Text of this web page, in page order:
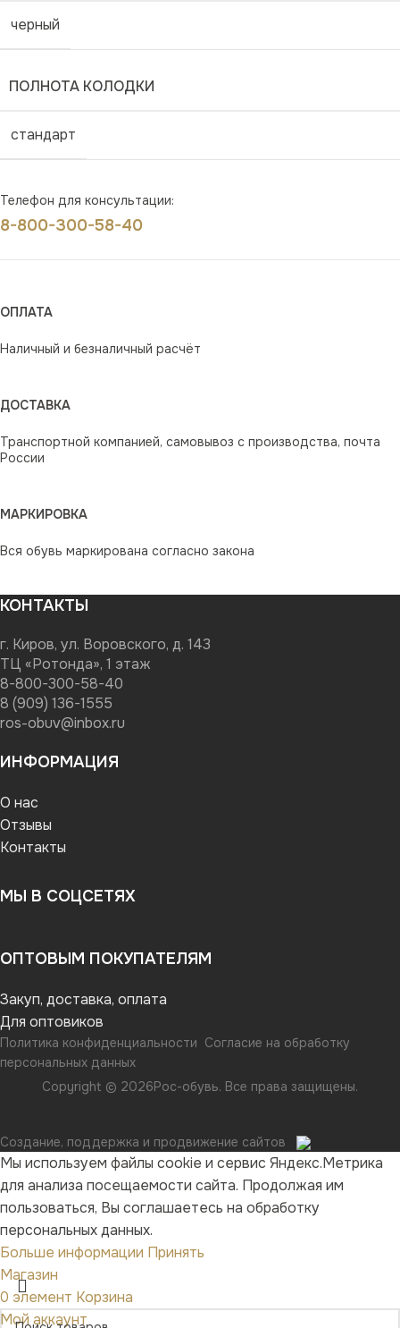
черный
ПОЛНОТА КОЛОДКИ
стандарт
Телефон для консультации:
8-800-300-58-40
ОПЛАТА
Наличный и безналичный расчёт
ДОСТАВКА
Транспортной компанией, самовывоз с производства, почта
России
МАРКИРОВКА
Вся обувь маркирована согласно закона
КОНТАКТЫ
г. Киров, ул. Воровского, д. 143
ТЦ «Ротонда», 1 этаж
8-800-300-58-40
8 (909) 136-1555
ros-obuv@inbox.ru
ИНФОРМАЦИЯ
О нас
Отзывы
Контакты
МЫ В СОЦСЕТЯХ
ОПТОВЫМ ПОКУПАТЕЛЯМ
Закуп, доставка, оплата
Для оптовиков
Политика конфиденциальности Согласие на обработку
персональных данных
Copyright © 2026Рос-обувь. Все права защищены.
Создание, поддержка и продвижение сайтов
Мы используем файлы cookie и сервис Яндекс.Метрика
для анализа посещаемости сайта. Продолжая им
пользоваться, Вы соглашаетесь на обработку
персональных данных.
Больше информации Принять
Магазин
0 элемент Корзина
Мой аккаунт